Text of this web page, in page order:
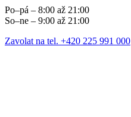
Po–pá – 8:00 až 21:00
So–ne – 9:00 až 21:00
Zavolat na tel. +420 225 991 000